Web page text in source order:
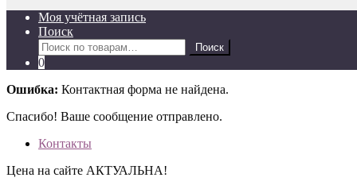
Моя учётная запись
Поиск
Искать:
Поиск
0
Ошибка: Контактная форма не найдена.
Спасибо! Ваше сообщение отправлено.
Контакты
Цена на сайте АКТУАЛЬНА!